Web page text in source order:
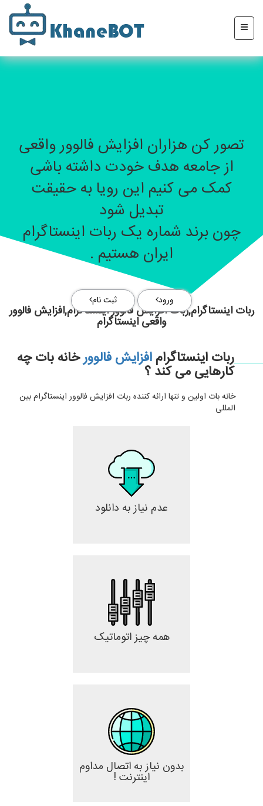
تصور کن هزاران افزایش فالوور واقعی
از جامعه هدف خودت داشته باشی
کمک می کنیم این رویا به حقیقت
تبدیل شود
چون برند شماره یک ربات اینستاگرام
ایران هستیم .
ورود ثبت نام
ربات اینستاگرام,ربات افزایش فالوور اینستاگرام,افزایش فالوور
واقعی اینستاگرام
ربات اینستاگرامافزایش فالوورخانه بات چه
کارهایی می کند ؟
خانه بات اولین و تنها ارائه کننده ربات افزایش فالوور اینستاگرام بین
المللی
عدم نیاز به دانلود
همه چیز اتوماتیک
بدون نیاز به اتصال مداوم
اینترنت !